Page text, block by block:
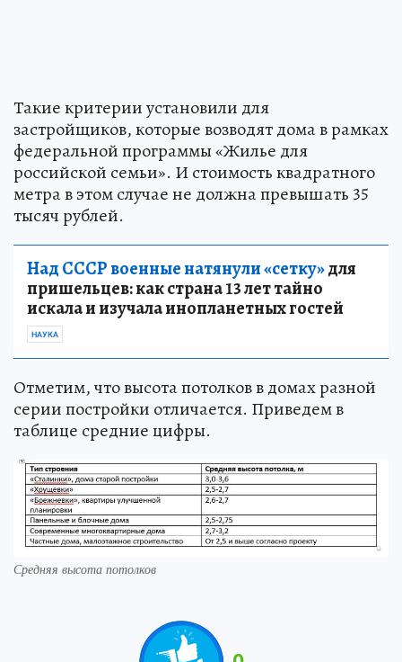
Такие критерии установили для
застройщиков, которые возводят дома в рамках
федеральной программы «Жилье для
российской семьи». И стоимость квадратного
метра в этом случае не должна превышать 35
тысяч рублей.
Над СССР военные натянули «сетку»для
пришельцев: как страна 13 лет тайно
искала и изучала инопланетных гостей
НАУКА
Отметим, что высота потолков в домах разной
серии постройки отличается. Приведем в
таблице средние цифры.
Средняя высота потолков